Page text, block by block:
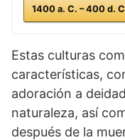
1400 a. C. – 400 d.
Estas culturas
características,
adoración a
naturaleza, así
después de la